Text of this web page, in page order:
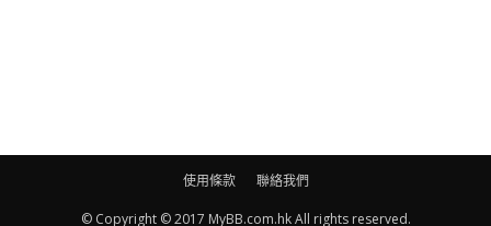
使用條款 聯絡我們
© Copyright © 2017 MyBB.com.hk All rights reserved.